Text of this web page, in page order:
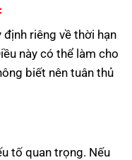
riêng về thời hạn
này có thể làm cho
biết nên tuân thủ
tố quan trọng. Nếu